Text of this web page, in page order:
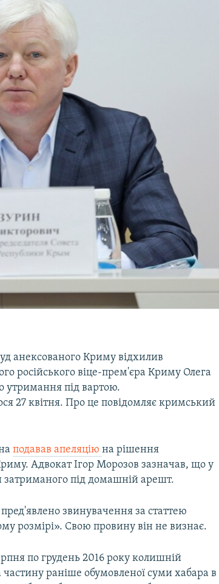
анексованого Криму відхилив
російського віце-прем'єра Криму Олега
утримання під вартою.
27 квітня. Про це повідомляє кримський
подавав апеляціюна рішення
Адвокат Ігор Морозов зазначав, що у
затриманого під домашній арешт.
звинувачення за статтею
розмірі». Свою провину він не визнає.
по грудень 2016 року колишній
раніше обумовленої суми хабара в